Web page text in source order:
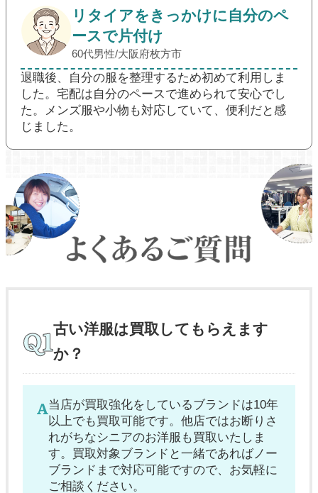
リタイアをきっかけに自分のペ
ースで片付け
60代男性/大阪府枚方市
退職後、自分の服を整理するため初めて利用しま
した。宅配は自分のペースで進められて安心でし
た。メンズ服や小物も対応していて、便利だと感
じました。
古い洋服は買取してもらえます
か？
当店が買取強化をしているブランドは10年
以上でも買取可能です。他店ではお断りさ
れがちなシニアのお洋服も買取いたしま
す。買取対象ブランドと一緒であればノー
ブランドまで対応可能ですので、お気軽に
ご相談ください。